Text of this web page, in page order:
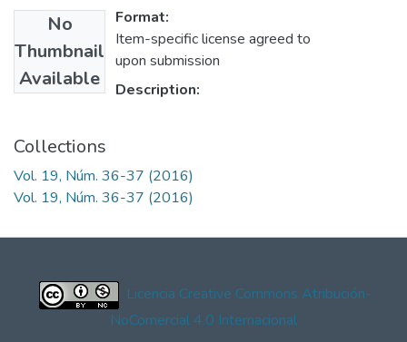
No
Thumbnail
Available
Format:
Item-specific license agreed to
upon submission
Description:
Collections
Vol. 19, Núm. 36-37 (2016)
Vol. 19, Núm. 36-37 (2016)
Licencia Creative Commons Atribución-
NoComercial 4.0 Internacional